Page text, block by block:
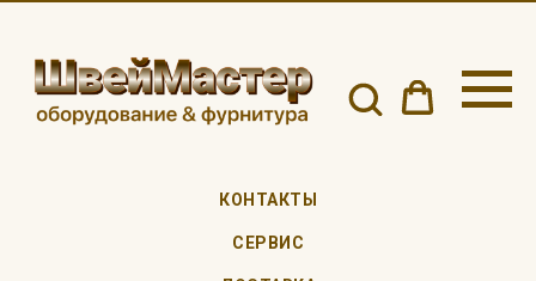
КОНТАКТЫ
СЕРВИС